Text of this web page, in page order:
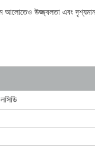
আলোতেও উজ্জ্বলতা এবং